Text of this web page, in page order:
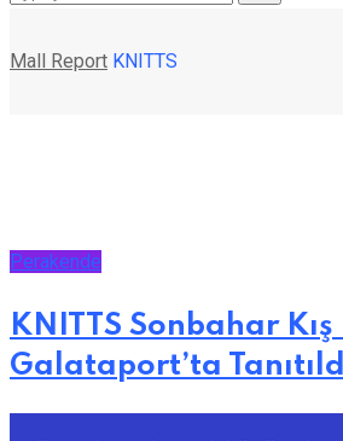
Mall Report KNITTS
Perakende
KNITTS Sonbahar
Galataport’ta